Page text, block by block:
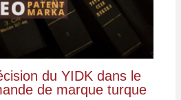
du YIDK dans le
de marque turque